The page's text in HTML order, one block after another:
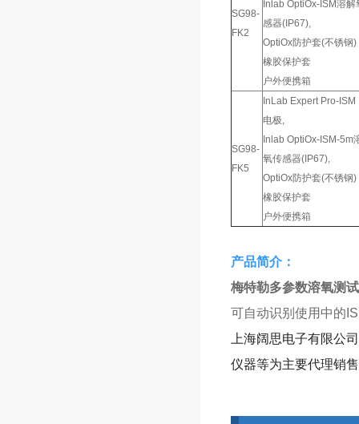
SG98-
FK2
Inlab OptiOx-ISM溶解
感器(IP67),
OptiOx防护套(不锈钢)
橡胶保护套
户外便携箱
SG98-
FK5
InLab Expert Pro-ISM
电极,
Inlab OptiOx-ISM-5m
氧传感器(IP67),
OptiOx防护套(不锈钢)
橡胶保护套
户外便携箱
产品简介：
梅特勒多参数溶氧测
可自动识别使用中的
上海阔思电子有限公
仪器等为主要代理销